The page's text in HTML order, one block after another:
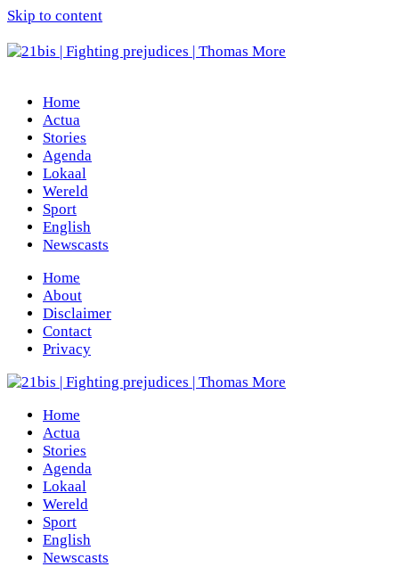
Skip to content
Home
Actua
Stories
Agenda
Lokaal
Wereld
Sport
English
Newscasts
Home
About
Disclaimer
Contact
Privacy
Home
Actua
Stories
Agenda
Lokaal
Wereld
Sport
English
Newscasts